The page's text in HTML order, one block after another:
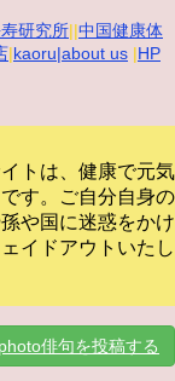
研究所||中国健康体
|kaoru|about us |HP
トは、健康で元気
す。
ご自分自身の
や国に迷惑をかけ
イドアウトいたし
photo俳句を投稿する